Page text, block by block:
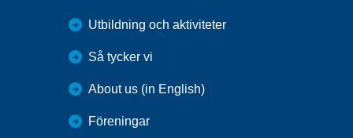
Utbildning och aktiviteter
Så tycker vi
About us (in English)
Föreningar